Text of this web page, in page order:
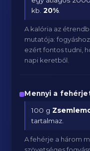
kb.20%
A kalória az
mutatója:
ezért fontos tudni,
napi keretből.
Mennyi a
100 g
tartalmaz.
A fehérje a három